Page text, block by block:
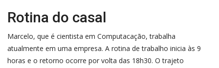
Rotina do casal
Marcelo, que é cientista em Computacação, trabalha
atualmente em uma empresa. A rotina de trabalho inicia às 9
horas e o retorno ocorre por volta das 18h30. O trajeto